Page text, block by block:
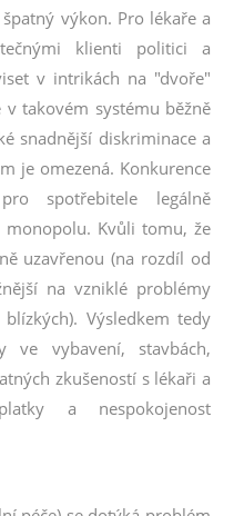
výkon. Pro lékaře a
klienti politici a
v intrikách na "dvoře"
takovém systému běžně
snadnější diskriminace a
je omezená. Konkurence
spotřebitele legálně
Kvůli tomu, že
uzavřenou (na rozdíl od
na vzniklé problémy
Výsledkem tedy
ve vybavení, stavbách,
zkušeností s lékaři a
a nespokojenost